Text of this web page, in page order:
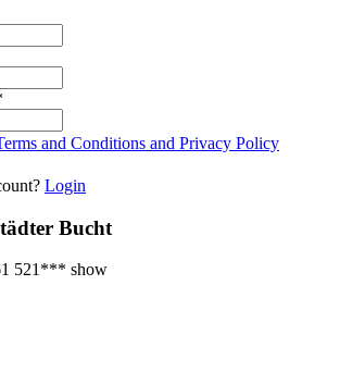
and Conditions and Privacy Policy
Login
Bucht
521*** show